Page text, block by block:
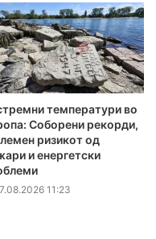
температури во
Соборени рекорди,
ризикот од
и енергетски
11:23